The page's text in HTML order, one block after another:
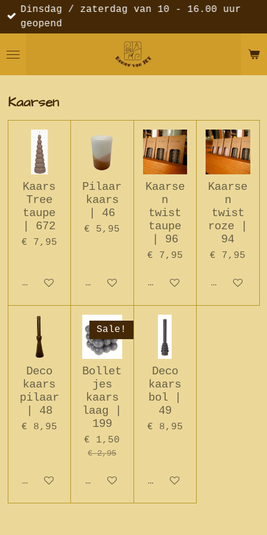
Ga
direct
de
Dinsdag / zaterdag van 10 - 16.00 uur
geopend
Kaarsen
Kaars
Tree
taupe
| 672
€ 7,95
In winkelwagen
Pilaar
kaars
| 46
€ 5,95
In winkelwagen
Kaarse
n
twist
taupe
| 96
€ 7,95
In winkelwagen
Kaarse
n
twist
roze |
94
€ 7,95
In
Deco
kaars
pilaar
| 48
€ 8,95
In winkelwagen
Sale!
Bollet
jes
kaars
laag |
199
€ 1,50
€ 2,95
In winkelwagen
Deco
kaars
bol |
49
€ 8,95
In winkelwagen